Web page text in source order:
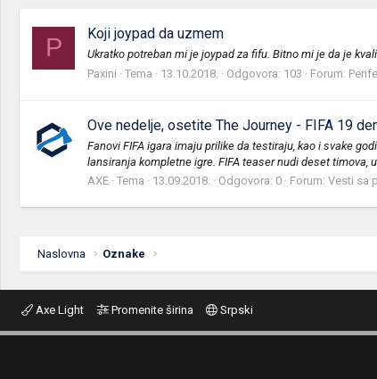
P Koji joypad da uzmem
Ukratko potreban mi je joypad za fifu. Bitno mi je da je
Paxini
Tema 13.10.2018. Odgovora: 103 Forum:
Ove nedelje, osetite The Journey - FIFA 19
Fanovi FIFA igara imaju prilike da testiraju, kao i svake
lansiranja kompletne igre. FIFA teaser nudi deset timova,
AXE Tema 13.09.2018. Odgovora: 0 Forum: Vesti sa
Naslovna Oznake
Axe Light Promenite širina Srpski